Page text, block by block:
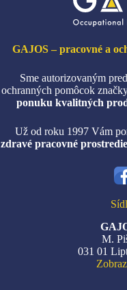
GAJOS – pracovné a
Sme autorizovaným
ochranných pomôcok
ponuku kvalitných
Už od roku 1997 Vám
zdravé pracovné prostredie
M.
031 01